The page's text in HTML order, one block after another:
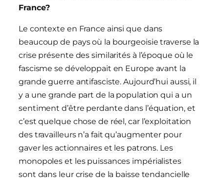
France?
Le contexte en France ainsi que dans
beaucoup de pays où la bourgeoisie traverse la
crise présente des similarités à l’époque où le
fascisme se développait en Europe avant la
grande guerre antifasciste. Aujourd’hui aussi, il
y a une grande part de la population qui a un
sentiment d’être perdante dans l’équation, et
c’est quelque chose de réel, car l’exploitation
des travailleurs n’a fait qu’augmenter pour
gaver les actionnaires et les patrons. Les
monopoles et les puissances impérialistes
sont dans leur crise de la baisse tendancielle